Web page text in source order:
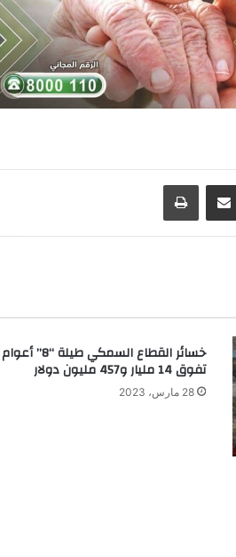
خسائر القطاع السمكي طيلة “8” أعوام
تفوق 14 مليار و457 مليون دولار
28 مارس، 2023